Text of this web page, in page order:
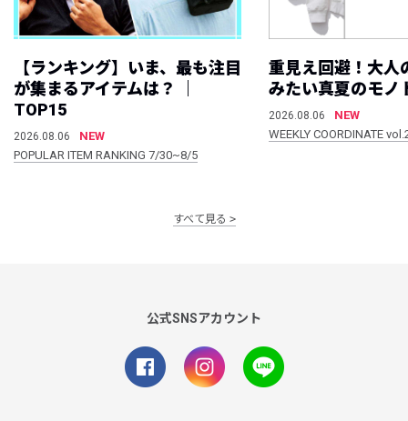
【ランキング】いま、最も注目
が集まるアイテムは？ ｜
TOP15
2026.08.06
NEW
POPULAR ITEM RANKING 7/30~8/5
重見え回避！大人
みたい真夏のモノ
2026.08.06
NEW
WEEKLY COORDINATE
すべて見る
公式SNSアカウント